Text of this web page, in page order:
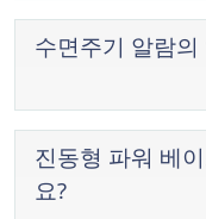
수면주기 알람
진동형 파워 베
요?